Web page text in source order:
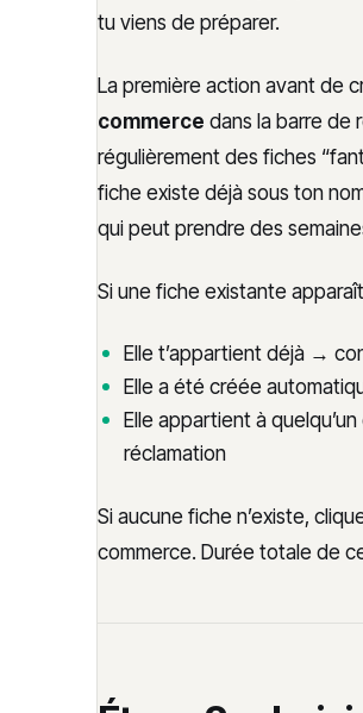
tu viens de préparer.
La première action avant de
commerce dans la barre de
régulièrement des fiches
fiche existe déjà sous ton
qui peut prendre des
Si une fiche existante
Elle t’appartient déjà →
Elle a été créée
Elle appartient à
réclamation
Si aucune fiche n’existe,
commerce. Durée totale de